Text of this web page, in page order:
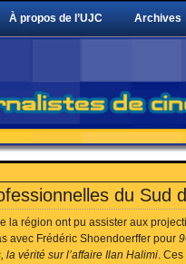
À propos de l’UJC Archives
du Sud
la région ont pu assister aux
avec Frédéric Shoendoerffer pour
la vérité sur l’affaire Ilan Halimi.